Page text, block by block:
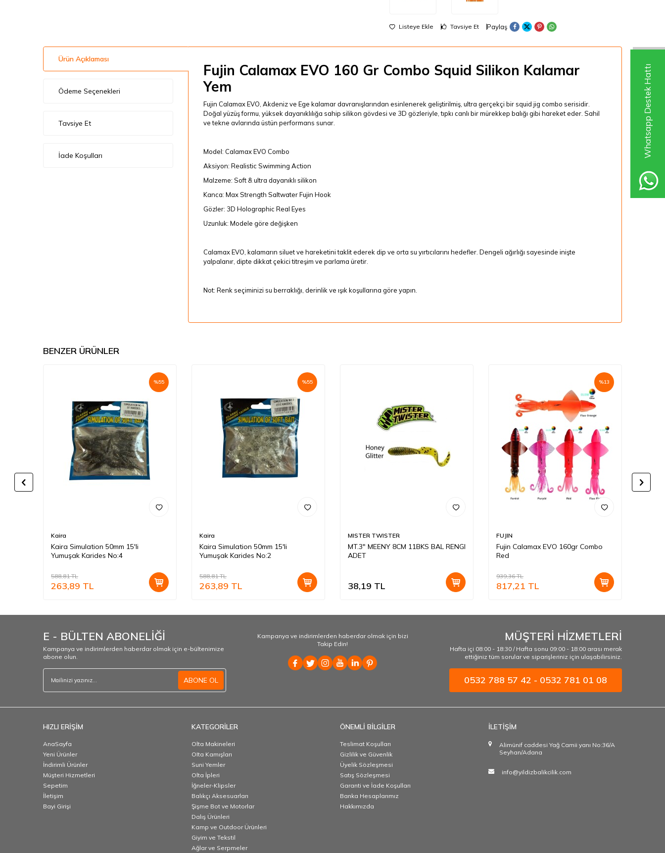
Whatsapp Destek Hattı
Listeye Ekle Tavsiye Et Paylaş
Ürün Açıklaması
Ödeme Seçenekleri
Tavsiye Et
İade Koşulları
Fujin Calamax EVO 160 Gr Combo Squid Silikon Kalamar
Yem
Fujin Calamax EVO, Akdeniz ve Ege kalamar davranışlarından esinlenerek geliştirilmiş, ultra gerçekçi bir squid jig combo serisidir.
Doğal yüzüş formu, yüksek dayanıklılığa sahip silikon gövdesi ve 3D gözleriyle, tıpkı canlı bir mürekkep balığı gibi hareket eder. Sahil
ve tekne avlarında üstün performans sunar.
Model: Calamax EVO Combo
Aksiyon: Realistic Swimming Action
Malzeme: Soft & ultra dayanıklı silikon
Kanca: Max Strength Saltwater Fujin Hook
Gözler: 3D Holographic Real Eyes
Uzunluk: Modele göre değişken
Calamax EVO, kalamarın siluet ve hareketini taklit ederek dip ve orta su yırtıcılarını hedefler. Dengeli ağırlığı sayesinde inişte
yalpalanır, dipte dikkat çekici titreşim ve parlama üretir.
Not: Renk seçiminizi su berraklığı, derinlik ve ışık koşullarına göre yapın.
BENZER ÜRÜNLER
%55
Kaira
Kaira Simulation 50mm 15'li
Yumuşak Karides No:4
588,81TL
263,89 TL
%55
Kaira
Kaira Simulation 50mm 15'li
Yumuşak Karides No:2
588,81TL
263,89 TL
MISTER TWISTER
MT.3" MEENY 8CM 11BKS BAL RENGI
ADET
38,19 TL
%13
FUJIN
Fujin Calamax EVO 160gr Combo
Red
939,36TL
817,21 TL
E - BÜLTEN ABONELİĞİ
Kampanya ve indirimlerden haberdar olmak için e-bültenimize
abone olun.
ABONE OL
Kampanya ve indirimlerden haberdar olmak için bizi
Takip Edin!
MÜŞTERİ HİZMETLERİ
Hafta içi 08:00 - 18:30 / Hafta sonu 09:00 - 18:00 arası merak
ettiğiniz tüm sorular ve siparişleriniz için ulaşabilirsiniz.
0532 788 57 42 - 0532 781 01 08
HIZLI ERİŞİM
AnaSayfa
Yeni Ürünler
İndirimli Ürünler
Müşteri Hizmetleri
Sepetim
İletişim
Bayi Girişi
KATEGORİLER
Olta Makineleri
OIta Kamışları
Suni Yemler
Olta İpleri
İğneler-Klipsler
Balıkçı Aksesuarları
Şişme Bot ve Motorlar
Dalış Ürünleri
Kamp ve Outdoor Ürünleri
Giyim ve Tekstil
Ağlar ve Serpmeler
ÖNEMLİ BİLGİLER
Teslimat Koşulları
Gizlilik ve Güvenlik
Üyelik Sözleşmesi
Satış Sözleşmesi
Garanti ve İade Koşulları
Banka Hesaplarımız
Hakkımızda
İLETİŞİM
Alimünif caddesi Yağ Camii yanı No:36/A
Seyhan/Adana
info@yildizbalikcilik.com